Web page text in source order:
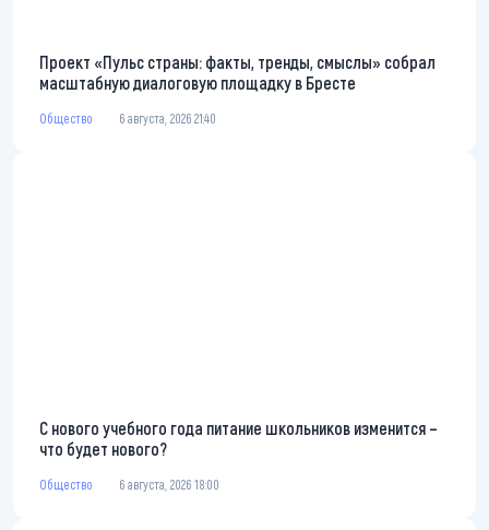
Проект «Пульс страны: факты, тренды, смыслы» собрал
масштабную диалоговую площадку в Бресте
Общество 6 августа, 2026 21:40
С нового учебного года питание школьников изменится –
что будет нового?
Общество 6 августа, 2026 18:00